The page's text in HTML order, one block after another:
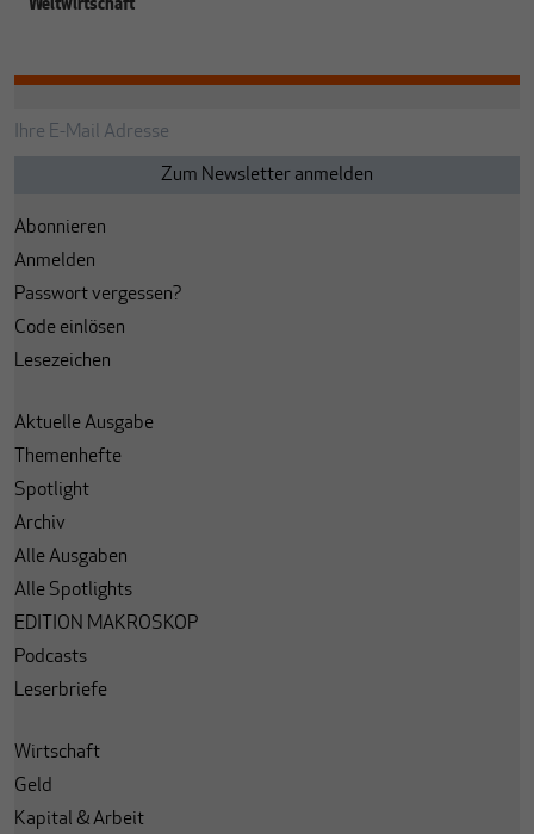
Weltwirtschaft
Abonnieren
Anmelden
Passwort vergessen?
Code einlösen
Lesezeichen
Aktuelle Ausgabe
Themenhefte
Spotlight
Archiv
Alle Ausgaben
Alle Spotlights
EDITION MAKROSKOP
Podcasts
Leserbriefe
Wirtschaft
Geld
Kapital & Arbeit